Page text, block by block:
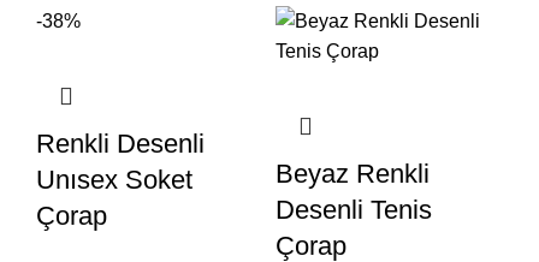
-38%
Renkli Desenli
Unısex Soket
Çorap
Beyaz Renkli
Desenli Tenis
Çorap